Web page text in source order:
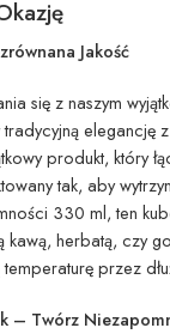
Jakość
się z naszym
elegancję
produkt, który
tak, aby
330 ml, ten
kawą, herbatą, czy
przez
– Twórz